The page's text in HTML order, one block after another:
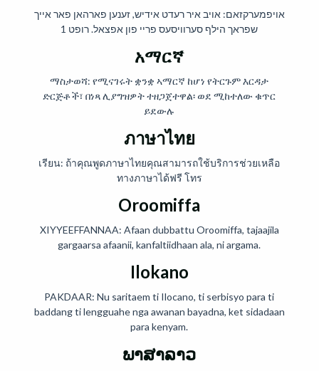
אויפמערקזאם: אויב איר רעדט אידיש, זענען פארהאן פאר אייך
שפראך הילף סערוויסעס פריי פון אפצאל. רופט 1
አማርኛ
ማስታወሻ: የሚናገሩት ቋንቋ ኣማርኛ ከሆነ የትርጉም እርዳታ
ድርጅቶች፣ በነጻ ሊያግዝዎት ተዘጋጀተዋል፡ ወደ ሚከተለው ቁጥር
ይደውሉ
ภาษาไทย
เรียน: ถ้าคุณพูดภาษาไทยคุณสามารถใช้บริการช่วยเหลือ
ทางภาษาได้ฟรี โทร
Oroomiffa
XIYYEEFFANNAA: Afaan dubbattu Oroomiffa, tajaajila
gargaarsa afaanii, kanfaltiidhaan ala, ni argama.
Ilokano
PAKDAAR: Nu saritaem ti Ilocano, ti serbisyo para ti
baddang ti lengguahe nga awanan bayadna, ket sidadaan
para kenyam.
ພາສາລາວ